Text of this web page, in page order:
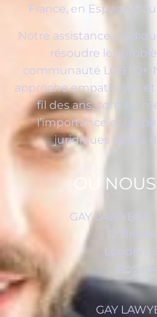
France, en Espagne,
Notre assistance
résoudre les
communauté LGBTQ+.
approche empathique et
fil des ans, sont en
l’importance et la
juridiques issues
OÙ NOUS
GAY
12
London,
GAY